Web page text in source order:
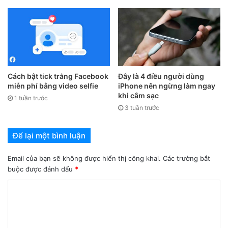
Cách bật tick trắng Facebook
miễn phí bằng video selfie
1 tuần trước
Đây là 4 điều người dùng
iPhone nên ngừng làm ngay
khi cắm sạc
3 tuần trước
Để lại một bình luận
Email của bạn sẽ không được hiển thị công khai. Các trường bắt
buộc được đánh dấu *